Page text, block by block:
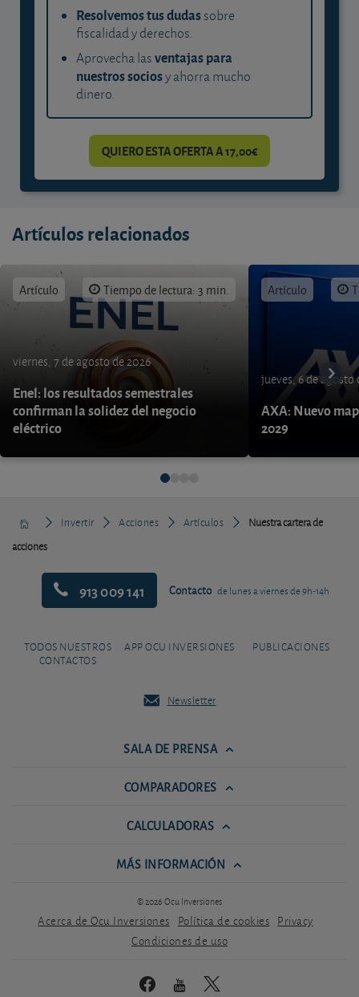
Resolvemos tus dudassobre
fiscalidad y derechos.
Aprovecha lasventajas para
nuestros sociosy ahorra mucho
dinero.
QUIERO ESTA OFERTA A 17,00€
Artículos relacionados
Artículo Tiempo de lectura: 3 min.
viernes, 7 de agosto de 2026
Enel: los resultados semestrales
confirman la solidez del negocio
eléctrico
Artículo
jueves, 6 de agosto
AXA: Nuevo
2029
Invertir Acciones Artículos
Nuestra cartera de
acciones
913 009 141 Contacto de lunes a viernes de 9h-14h
TODOS NUESTROS
CONTACTOS
APP OCU INVERSIONES PUBLICACIONES
Newsletter
SALA DE PRENSA
COMPARADORES
CALCULADORAS
MÁS INFORMACIÓN
© 2026 Ocu Inversiones
Acerca de Ocu Inversiones Política de cookies Privacy
Condiciones de uso